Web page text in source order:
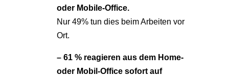
oder Mobile-Office.
Nur 49% tun dies beim Arbeiten vor
Ort.
– 61 % reagieren aus dem Home-
oder Mobil-Office sofort auf